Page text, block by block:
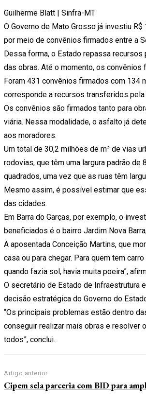
Guilherme Blatt | Sinfra-MT
O Governo de Mato Grosso já investiu
por meio de convênios firmados entre a
Dessa forma, o Estado repassa
das obras. Até o momento, os
Foram 431 convênios firmados com 134
corresponde a recursos transferidos
Os convênios são firmados tanto para
viária. Nessa modalidade, o asfalto já
aos moradores.
Um total de 30,2 milhões de m² de vias
rodovias, que têm uma largura padrão
quadrados, uma vez que as ruas têm
Mesmo assim, é possível estimar que
das cidades.
Em Barra do Garças, por exemplo, o
beneficiados é o bairro Jardim Nova
A aposentada Conceição Martins, que
casa ou para chegar. Para quem tem
quando fazia sol, havia muita poeira”,
O secretário de Estado de Infraestrutura
decisão estratégica do Governo do
“Os principais problemas estão dentro
conseguir realizar mais obras e resolver
todos”, conclui.
Artigo anterior
Cipem sela parceria com BID para